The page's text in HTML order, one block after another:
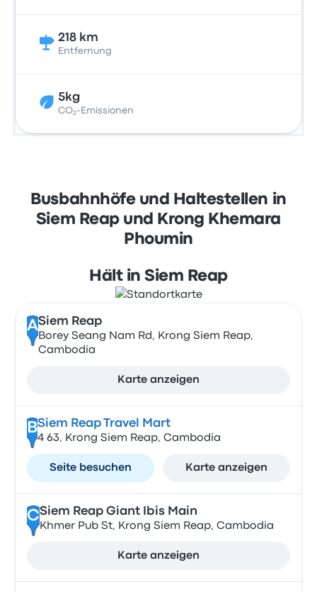
218 km
Entfernung
5kg
CO₂-Emissionen
Busbahnhöfe und Haltestellen in
Siem Reap und Krong Khemara
Phoumin
Hält in Siem Reap
ASiem Reap
Borey Seang Nam Rd, Krong Siem Reap,
Cambodia
Karte anzeigen
BSiem Reap Travel Mart
4 63, Krong Siem Reap, Cambodia
Seite besuchen Karte anzeigen
CSiem Reap Giant Ibis Main
Khmer Pub St, Krong Siem Reap, Cambodia
Karte anzeigen